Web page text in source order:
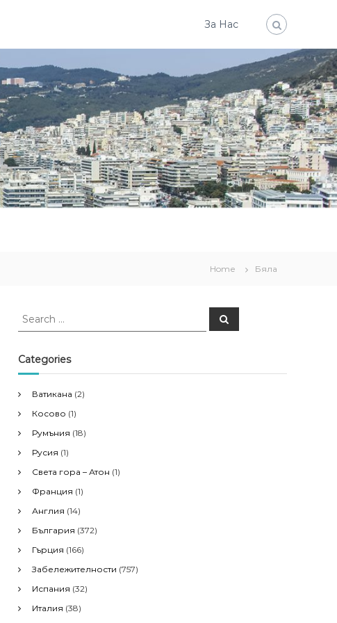
За Нас
Home Бяла
S
r
c
f
o
r
S
e
Categories
Ватикана (2)
Косово (1)
Румъния (18)
Русия (1)
Света гора – Атон (1)
Франция (1)
Англия (14)
България (372)
Гърция (166)
Забележителности (757)
Испания (32)
Италия (38)